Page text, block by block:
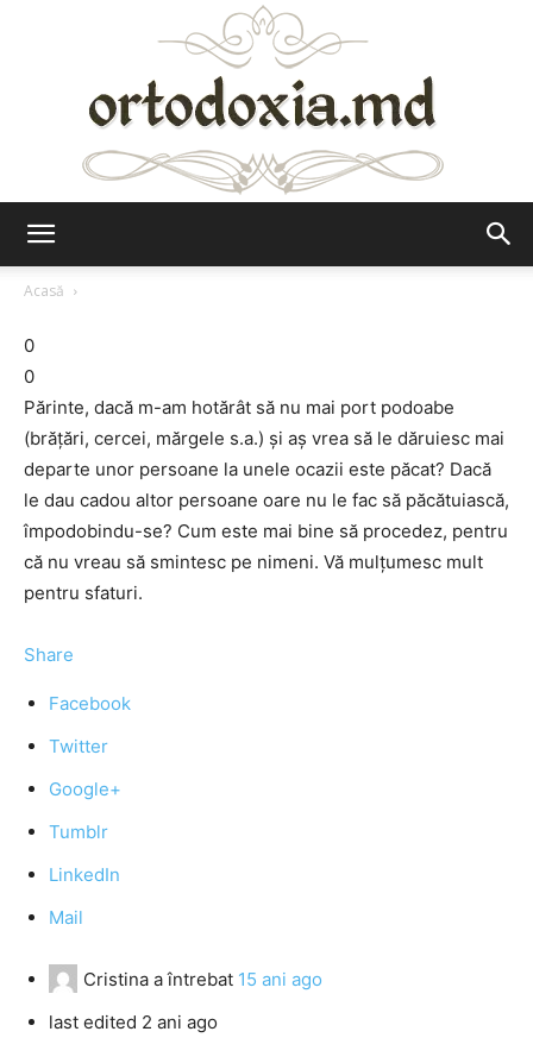
Acasă
0
0
Părinte, dacă m-am hotărât să nu mai port podoabe
(brăţări, cercei, mărgele s.a.) şi aş vrea să le dăruiesc mai
departe unor persoane la unele ocazii este păcat? Dacă
le dau cadou altor persoane oare nu le fac să păcătuiască,
împodobindu-se? Cum este mai bine să procedez, pentru
că nu vreau să smintesc pe nimeni. Vă mulţumesc mult
pentru sfaturi.
Share
Facebook
Twitter
Google+
Tumblr
LinkedIn
Mail
Cristina a întrebat 15 ani ago
last edited 2 ani ago